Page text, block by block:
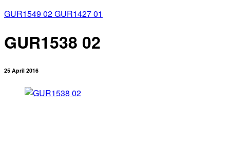
GUR1549 02GUR1427 01
GUR1538 02
25 April 2016